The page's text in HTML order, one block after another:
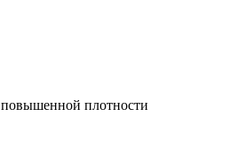
плотности